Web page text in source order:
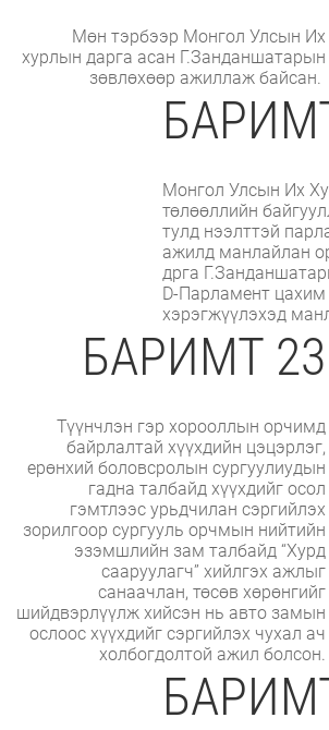
Мөн тэрбээр Монгол Улсын Их
хурлын дарга асан Г.Занданшатарын
зөвлөхөөр ажиллаж байсан.
Монгол Улсын Их
төлөөллийн
тулд нээлттэй
ажилд манлайлан
дрга
D-Парламент
хэрэгжүүлэхэд
БАРИМТ 23
Түүнчлэн гэр хорооллын орчимд
байрлалтай хүүхдийн цэцэрлэг,
ерөнхий боловсролын сургуулиудын
гадна талбайд хүүхдийг осол
гэмтлээс урьдчилан сэргийлэх
зорилгоор сургууль орчмын нийтийн
эзэмшлийн зам талбайд “Хурд
сааруулагч” хийлгэх ажлыг
санаачлан, төсөв хөрөнгийг
шийдвэрлүүлж хийсэн нь авто замын
ослоос хүүхдийг сэргийлэх чухал ач
холбогдолтой ажил болсон.